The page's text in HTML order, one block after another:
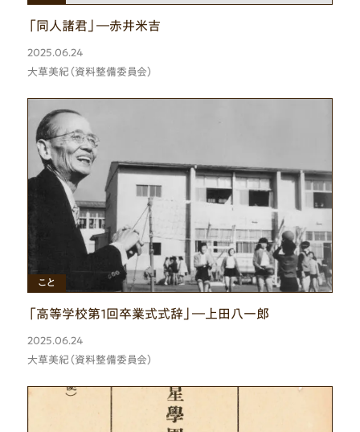
「同人諸君」―赤井米吉
2025.06.24
大草美紀（資料整備委員会）
ひと
こと
「高等学校第１回卒業式式辞」―上田八一郎
2025.06.24
大草美紀（資料整備委員会）